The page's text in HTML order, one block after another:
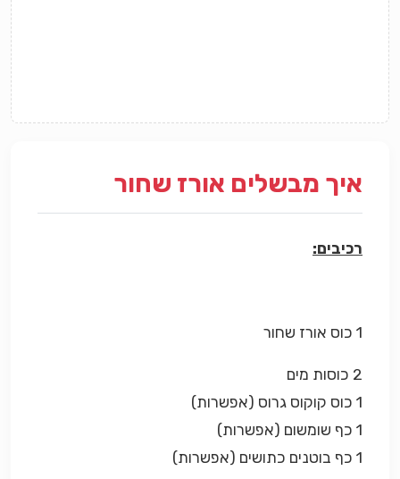
איך מבשלים אורז שחור
רכיבים:
1 כוס אורז שחור
2 כוסות מים
1 כוס קוקוס גרוס (אפשרות)
1 כף שומשום (אפשרות)
1 כף בוטנים כתושים (אפשרות)